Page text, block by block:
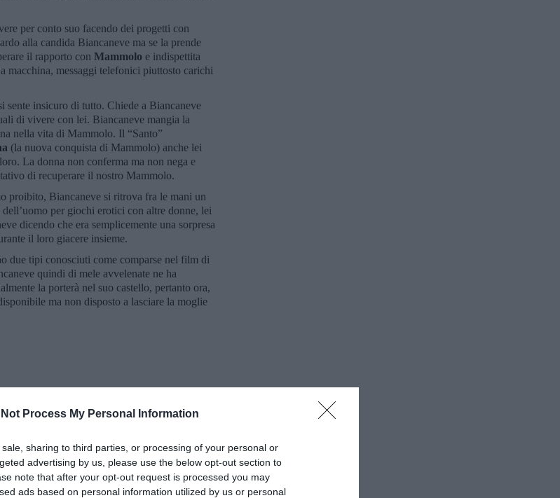
Not Process My Personal Information
sharing to third parties, or processing of your personal or
advertising by us, please use the below opt-out section to
note that after your opt-out request is processed you may
ads based on personal information utilized by us or personal
per conto suo facendo dei progetti con
alla candida Biancaneve ma se la prende
il rapporto con Mammolo e indispettita
macchina, messaggi telefonici piuttosto carichi
sente insicuro di tutto. Chiede a Biancaneve
di vivere con lei. Biancaneve mangia la
nella vita di Mammolo. Il “Santo”
(la nuova conquista di Mammolo) anche lei
La donna non conferma ma non nega e
di recuperare il nostro Mammolo.
proibito, Biancaneve si ritrova fra le mani un
per giochi erotici con altre donne, lei
dicendo che era semplicemente una sorpresa
il loro giacere insieme.
due tipi conosciuti come comparse nel film di
quindi di mele avvelenate ne ha
la porterà nel suo castello, pertanto ora,
ma non disposto a lasciare la moglie